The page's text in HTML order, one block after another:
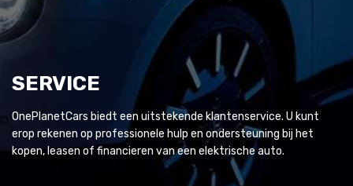
SERVICE
OnePlanetCars biedt een uitstekende klantenservice. U kunt
erop rekenen op professionele hulp en ondersteuning bij het
kopen, leasen of financieren van een elektrische auto.